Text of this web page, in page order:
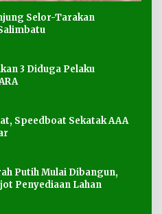
Selor-Tarakan
3 Diduga Pelaku
Speedboat Sekatak AAA
Putih Mulai Dibangun,
Penyediaan Lahan